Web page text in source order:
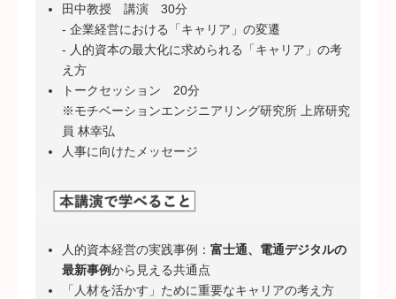
田中教授 講演 30分
- 企業経営における「キャリア」の変遷
- 人的資本の最大化に求められる「キャリア」の考
え方
トークセッション 20分
※モチベーションエンジニアリング研究所 上席研究
員 林幸弘
人事に向けたメッセージ
人的資本経営の実践事例： 富士通、電通デジタルの
最新事例から見える共通点
「人材を活かす」ために重要なキャリアの考え方